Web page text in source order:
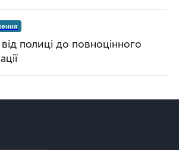
полиці до повноцінного